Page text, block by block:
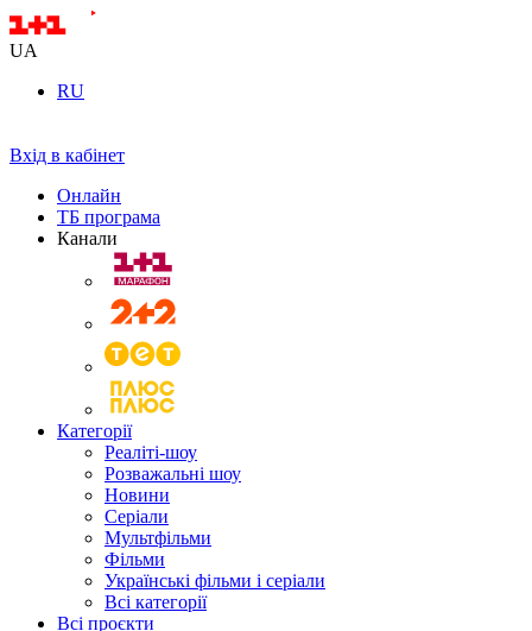
UA
RU
Вхід в кабінет
Онлайн
ТБ програма
Канали
Категорії
Реаліті-шоу
Розважальні шоу
Новини
Серіали
Мультфільми
Фільми
Українські фільми і серіали
Всі категорії
Всі проєкти